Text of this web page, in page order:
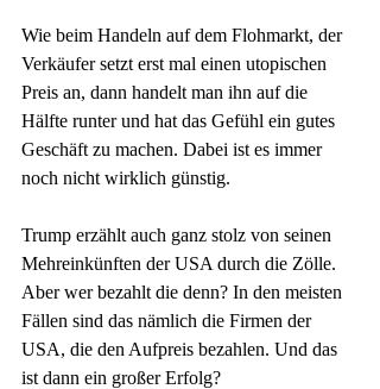
Wie beim Handeln auf dem Flohmarkt, der
Verkäufer setzt erst mal einen utopischen
Preis an, dann handelt man ihn auf die
Hälfte runter und hat das Gefühl ein gutes
Geschäft zu machen. Dabei ist es immer
noch nicht wirklich günstig.
Trump erzählt auch ganz stolz von seinen
Mehreinkünften der USA durch die Zölle.
Aber wer bezahlt die denn? In den meisten
Fällen sind das nämlich die Firmen der
USA, die den Aufpreis bezahlen. Und das
ist dann ein großer Erfolg?